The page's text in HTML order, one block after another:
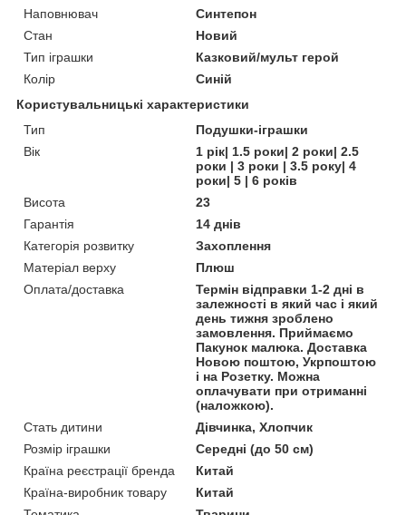
Наповнювач
Синтепон
Стан
Новий
Тип іграшки
Казковий/мульт герой
Колір
Синій
Користувальницькі характеристики
Тип
Подушки-іграшки
Вік
1 рік| 1.5 роки| 2 роки| 2.5
роки | 3 роки | 3.5 року| 4
роки| 5 | 6 років
Висота
23
Гарантія
14 днів
Категорія розвитку
Захоплення
Матеріал верху
Плюш
Оплата/доставка
Термін відправки 1-2 дні в
залежності в який час і який
день тижня зроблено
замовлення. Приймаємо
Пакунок малюка. Доставка
Новою поштою, Укрпоштою
і на Розетку. Можна
оплачувати при отриманні
(наложкою).
Стать дитини
Дівчинка, Хлопчик
Розмір іграшки
Середні (до 50 см)
Країна реєстрації бренда
Китай
Країна-виробник товару
Китай